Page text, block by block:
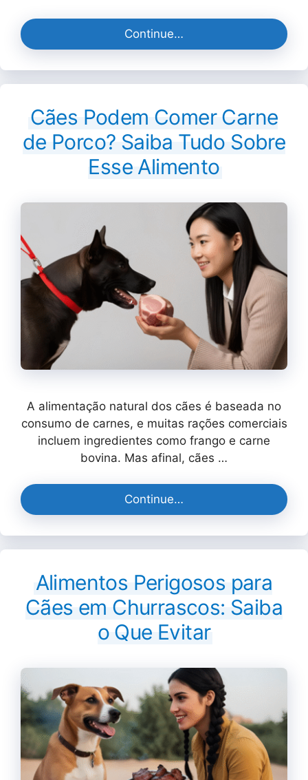
Continue…
Cães Podem Comer Carne
de Porco? Saiba Tudo Sobre
Esse Alimento
A alimentação natural dos cães é baseada no
consumo de carnes, e muitas rações comerciais
incluem ingredientes como frango e carne
bovina. Mas afinal, cães …
Continue…
Alimentos Perigosos para
Cães em Churrascos: Saiba
o Que Evitar